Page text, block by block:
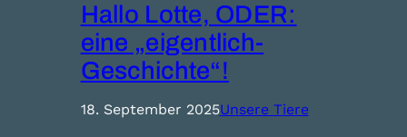
Hallo Lotte, ODER:
eine „eigentlich-
Geschichte“!
18. September 2025Unsere Tiere